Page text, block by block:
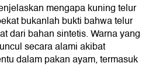
mengapa kuning telur
bukanlah bukti bahwa telur
dari bahan sintetis. Warna yang
secara alami akibat
dalam pakan ayam, termasuk